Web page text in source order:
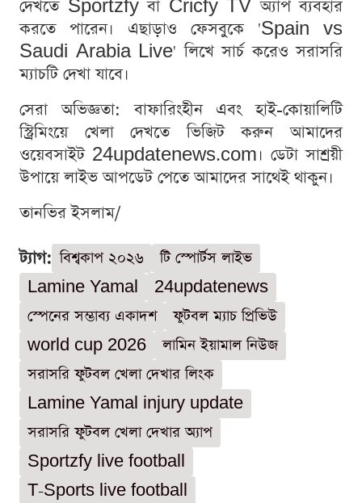
দেখতে Sportzfy বা Cricfy TV অ্যাপ ব্যবহার
করতে পারেন। এছাড়াও ফেসবুকে 'Spain vs
Saudi Arabia Live' লিখে সার্চ করেও সরাসরি
ম্যাচটি দেখা যাবে।
সেরা অভিজ্ঞতা: বাফারিংহীন এবং হাই-কোয়ালিটি
স্ট্রিমিংয়ে খেলা দেখতে ভিজিট করুন আমাদের
ওয়েবসাইট 24updatenews.com। ডেটা সাশ্রয়ী
উপায়ে লাইভ আপডেট পেতে আমাদের সাথেই থাকুন।
তানভির ইসলাম/
ট্যাগ: বিশ্বকাপ ২০২৬
টি স্পোর্টস লাইভ
Lamine Yamal
24updatenews
স্পেনের সম্ভাব্য একাদশ
ফুটবল ম্যাচ প্রিভিউ
world cup 2026
লামিন ইয়ামাল নিউজ
সরাসরি ফুটবল খেলা দেখার লিংক
Lamine Yamal injury update
সরাসরি ফুটবল খেলা দেখার অ্যাপ
Sportzfy live football
T-Sports live football